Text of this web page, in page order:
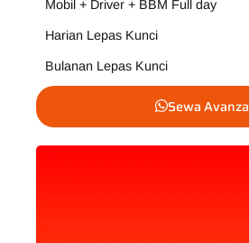
Mobil + Driver + BBM Full day
Harian Lepas Kunci
Bulanan Lepas Kunci
Sewa Avanza